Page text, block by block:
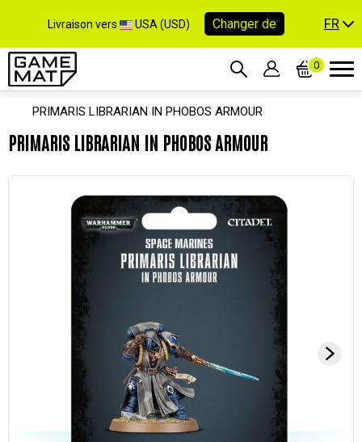
Livraison vers USA (USD) Changer de FR
0
PRIMARIS LIBRARIAN IN PHOBOS ARMOUR
PRIMARIS LIBRARIAN IN PHOBOS ARMOUR